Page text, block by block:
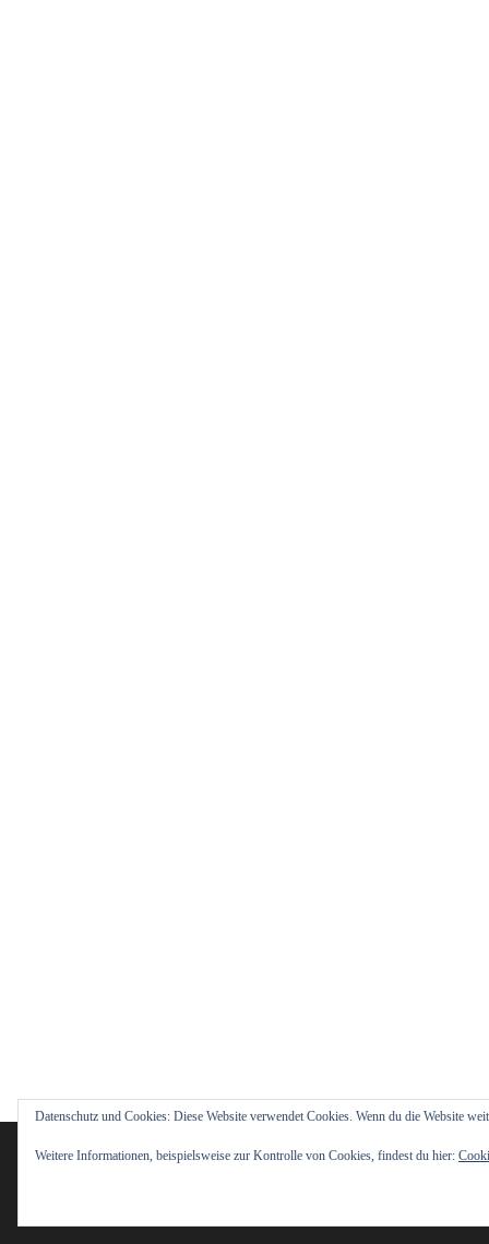
Datenschutz und Cookies: Diese Website verwendet Cookies. Wenn du die Website
Weitere Informationen, beispielsweise zur Kontrolle von Cookies, findest du hier: